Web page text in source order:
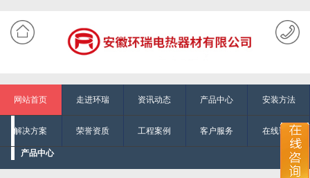
网站首页 走进环瑞 资讯动态 产品中心 安装方法
解决方案 荣誉资质 工程案例 客户服务 在线询单
产品中心